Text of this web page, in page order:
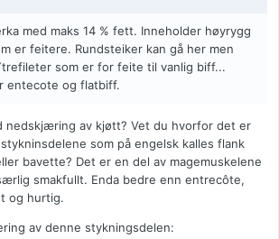
med maks 14 % fett. Inneholder høyrygg
er feitere. Rundsteiker kan gå her men
som er for feite til vanlig biff...
entecote og flatbiff.
nedskjæring av kjøtt? Vet du hvorfor det er
som på engelsk kalles flank
bavette? Det er en del av magemuskelene
smakfullt. Enda bedre enn entrecôte,
og hurtig.
av denne stykningsdelen: